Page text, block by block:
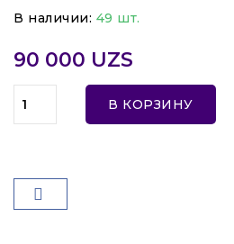
В наличии: 49 шт.
90 000 UZS
В КОРЗИНУ